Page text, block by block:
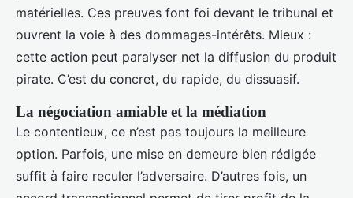
matérielles. Ces preuves font foi devant le tribunal et
ouvrent la voie à des dommages-intérêts. Mieux :
cette action peut paralyser net la diffusion du produit
pirate. C’est du concret, du rapide, du dissuasif.
La négociation amiable et la médiation
Le contentieux, ce n’est pas toujours la meilleure
option. Parfois, une mise en demeure bien rédigée
suffit à faire reculer l’adversaire. D’autres fois, un